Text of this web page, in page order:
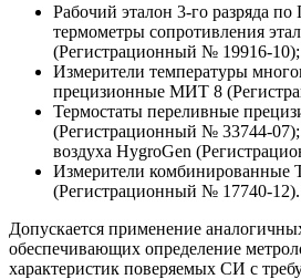
Рабочий эталон 3-го разряда
термометры сопротивления
(Регистрационный № 19916-10);
Измерители температуры
прецизионные МИТ 8
Термостаты переливные
(Регистрационный № 33744-
воздуха HygroGen
Измерители комбинированные
(Регистрационный № 17740-12).
Допускается применение
обеспечивающих определение
характеристик поверяемых СИ с